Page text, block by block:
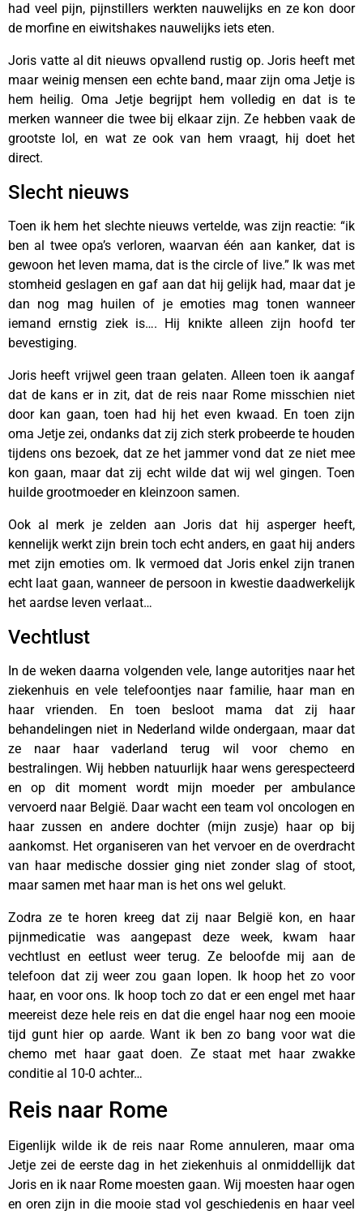
had veel pijn, pijnstillers werkten nauwelijks en ze kon door
de morfine en eiwitshakes nauwelijks iets eten.
Joris vatte al dit nieuws opvallend rustig op. Joris heeft met
maar weinig mensen een echte band, maar zijn oma Jetje is
hem heilig. Oma Jetje begrijpt hem volledig en dat is te
merken wanneer die twee bij elkaar zijn. Ze hebben vaak de
grootste lol, en wat ze ook van hem vraagt, hij doet het
direct.
Slecht nieuws
Toen ik hem het slechte nieuws vertelde, was zijn reactie: “ik
ben al twee opa’s verloren, waarvan één aan kanker, dat is
gewoon het leven mama, dat is the circle of live.” Ik was met
stomheid geslagen en gaf aan dat hij gelijk had, maar dat je
dan nog mag huilen of je emoties mag tonen wanneer
iemand ernstig ziek is…. Hij knikte alleen zijn hoofd ter
bevestiging.
Joris heeft vrijwel geen traan gelaten. Alleen toen ik aangaf
dat de kans er in zit, dat de reis naar Rome misschien niet
door kan gaan, toen had hij het even kwaad. En toen zijn
oma Jetje zei, ondanks dat zij zich sterk probeerde te houden
tijdens ons bezoek, dat ze het jammer vond dat ze niet mee
kon gaan, maar dat zij echt wilde dat wij wel gingen. Toen
huilde grootmoeder en kleinzoon samen.
Ook al merk je zelden aan Joris dat hij asperger heeft,
kennelijk werkt zijn brein toch echt anders, en gaat hij anders
met zijn emoties om. Ik vermoed dat Joris enkel zijn tranen
echt laat gaan, wanneer de persoon in kwestie daadwerkelijk
het aardse leven verlaat…
Vechtlust
In de weken daarna volgenden vele, lange autoritjes naar het
ziekenhuis en vele telefoontjes naar familie, haar man en
haar vrienden. En toen besloot mama dat zij haar
behandelingen niet in Nederland wilde ondergaan, maar dat
ze naar haar vaderland terug wil voor chemo en
bestralingen. Wij hebben natuurlijk haar wens gerespecteerd
en op dit moment wordt mijn moeder per ambulance
vervoerd naar België. Daar wacht een team vol oncologen en
haar zussen en andere dochter (mijn zusje) haar op bij
aankomst. Het organiseren van het vervoer en de overdracht
van haar medische dossier ging niet zonder slag of stoot,
maar samen met haar man is het ons wel gelukt.
Zodra ze te horen kreeg dat zij naar België kon, en haar
pijnmedicatie was aangepast deze week, kwam haar
vechtlust en eetlust weer terug. Ze beloofde mij aan de
telefoon dat zij weer zou gaan lopen. Ik hoop het zo voor
haar, en voor ons. Ik hoop toch zo dat er een engel met haar
meereist deze hele reis en dat die engel haar nog een mooie
tijd gunt hier op aarde. Want ik ben zo bang voor wat die
chemo met haar gaat doen. Ze staat met haar zwakke
conditie al 10-0 achter…
Reis naar Rome
Eigenlijk wilde ik de reis naar Rome annuleren, maar oma
Jetje zei de eerste dag in het ziekenhuis al onmiddellijk dat
Joris en ik naar Rome moesten gaan. Wij moesten haar ogen
en oren zijn in die mooie stad vol geschiedenis en haar veel